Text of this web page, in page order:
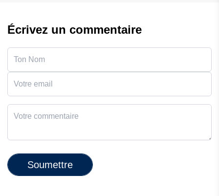
Écrivez un commentaire
Soumettre